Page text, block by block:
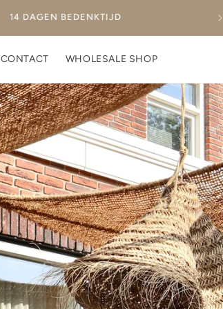
14 DAGEN BEDENKTIJD
CONTACT WHOLESALE SHOP